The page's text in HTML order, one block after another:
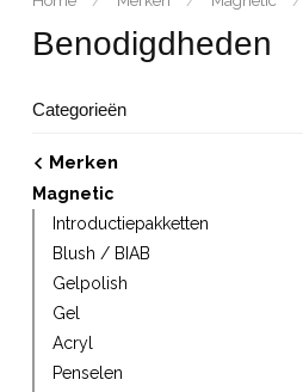
Benodigdheden
Categorieën
Merken
Magnetic
Introductiepakketten
Blush / BIAB
Gelpolish
Gel
Acryl
Penselen